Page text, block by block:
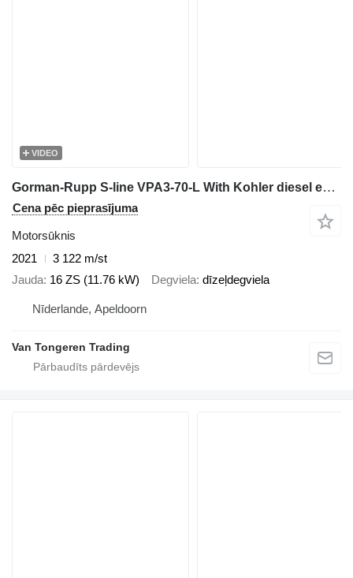
VIDEO
Gorman-Rupp S-line VPA3-70-L With Kohler diesel engine
Cena pēc pieprasījuma
Motorsūknis
2021
3 122 m/st
Jauda 16 ZS (11.76 kW) Degviela dīzeļdegviela
Nīderlande, Apeldoorn
Van Tongeren Trading